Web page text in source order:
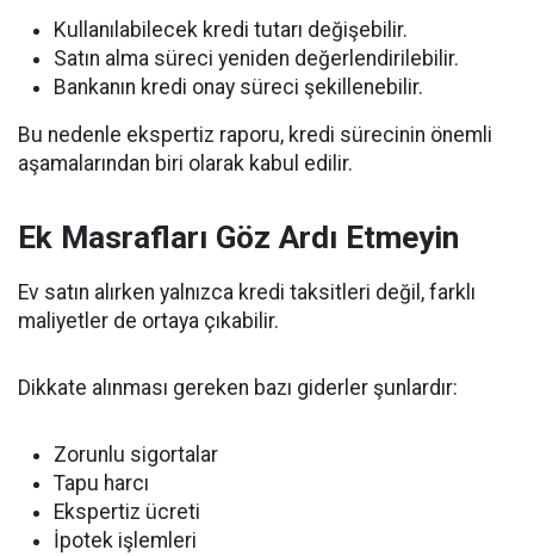
Kullanılabilecek kredi tutarı değişebilir.
Satın alma süreci yeniden değerlendirilebilir.
Bankanın kredi onay süreci şekillenebilir.
Bu nedenle ekspertiz raporu, kredi sürecinin önemli
aşamalarından biri olarak kabul edilir.
Ek Masrafları Göz Ardı Etmeyin
Ev satın alırken yalnızca kredi taksitleri değil, farklı
maliyetler de ortaya çıkabilir.
Dikkate alınması gereken bazı giderler şunlardır:
Zorunlu sigortalar
Tapu harcı
Ekspertiz ücreti
İpotek işlemleri